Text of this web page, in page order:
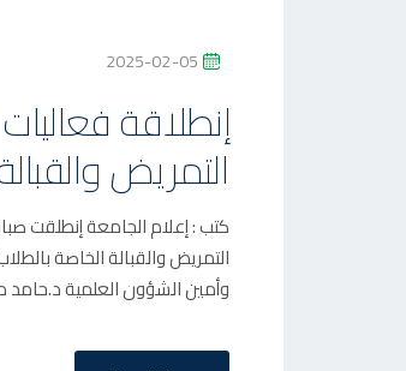
P
S
E
O
N
2025-02-05
إنطلاقة
التمريض
كتب : إعلام الجامعة إنطلقت
التمريض والقبالة الخاصة
وأمين الشؤون العلمية د.حامد